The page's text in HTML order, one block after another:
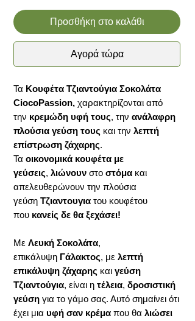
Προσθήκη στο καλάθι
Αγορά τώρα
Τα Κουφέτα Τζιαντούγια Σοκολάτα
CiocoPassion, χαρακτηρίζονται από
την κρεμώδη υφή τους, την ανάλαφρη
πλούσια γεύση τους και την λεπτή
επίστρωση ζάχαρης.
Τα οικονομικά κουφέτα με
γεύσεις, λιώνουν στο στόμα και
απελευθερώνουν την πλούσια
γεύση Τζιαντουγια του κουφέτου
που κανείς δε θα ξεχάσει!
Με Λευκή Σοκολάτα,
επικάλυψη Γάλακτος, με λεπτή
επικάλυψη ζάχαρης και γεύση
Τζιαντούγια, είναι η τέλεια, δροσιστική
γεύση για το γάμο σας. Αυτό σημαίνει ότι
έχει μια υφή σαν κρέμα που θα λιώσει